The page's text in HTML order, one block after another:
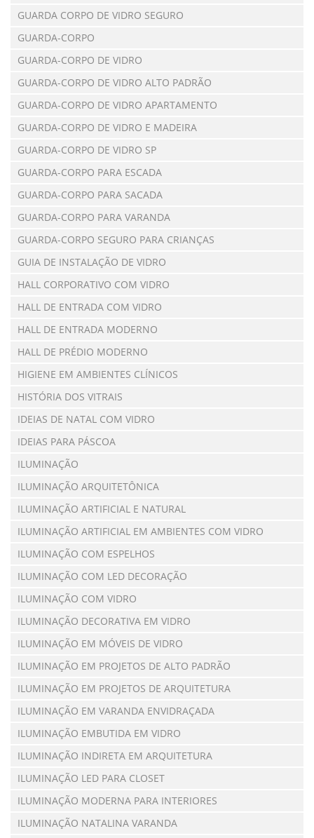
GUARDA CORPO DE VIDRO SEGURO
GUARDA-CORPO
GUARDA-CORPO DE VIDRO
GUARDA-CORPO DE VIDRO ALTO PADRÃO
GUARDA-CORPO DE VIDRO APARTAMENTO
GUARDA-CORPO DE VIDRO E MADEIRA
GUARDA-CORPO DE VIDRO SP
GUARDA-CORPO PARA ESCADA
GUARDA-CORPO PARA SACADA
GUARDA-CORPO PARA VARANDA
GUARDA-CORPO SEGURO PARA CRIANÇAS
GUIA DE INSTALAÇÃO DE VIDRO
HALL CORPORATIVO COM VIDRO
HALL DE ENTRADA COM VIDRO
HALL DE ENTRADA MODERNO
HALL DE PRÉDIO MODERNO
HIGIENE EM AMBIENTES CLÍNICOS
HISTÓRIA DOS VITRAIS
IDEIAS DE NATAL COM VIDRO
IDEIAS PARA PÁSCOA
ILUMINAÇÃO
ILUMINAÇÃO ARQUITETÔNICA
ILUMINAÇÃO ARTIFICIAL E NATURAL
ILUMINAÇÃO ARTIFICIAL EM AMBIENTES COM VIDRO
ILUMINAÇÃO COM ESPELHOS
ILUMINAÇÃO COM LED DECORAÇÃO
ILUMINAÇÃO COM VIDRO
ILUMINAÇÃO DECORATIVA EM VIDRO
ILUMINAÇÃO EM MÓVEIS DE VIDRO
ILUMINAÇÃO EM PROJETOS DE ALTO PADRÃO
ILUMINAÇÃO EM PROJETOS DE ARQUITETURA
ILUMINAÇÃO EM VARANDA ENVIDRAÇADA
ILUMINAÇÃO EMBUTIDA EM VIDRO
ILUMINAÇÃO INDIRETA EM ARQUITETURA
ILUMINAÇÃO LED PARA CLOSET
ILUMINAÇÃO MODERNA PARA INTERIORES
ILUMINAÇÃO NATALINA VARANDA